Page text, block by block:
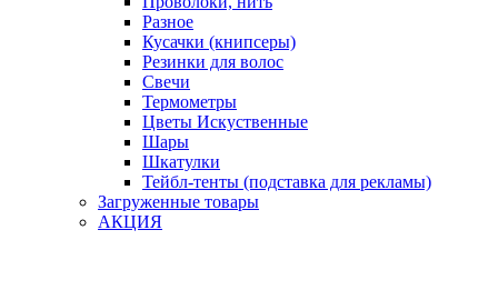
Разное
Кусачки (книпсеры)
Резинки для волос
Свечи
Термометры
Цветы Искуственные
Шары
Шкатулки
Тейбл-тенты (подставка для рекламы)
Загруженные товары
АКЦИЯ